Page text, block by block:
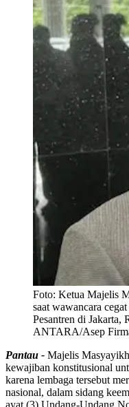
Foto: Ketua Majelis
saat wawancara
Pesantren di Jakarta,
ANTARA/Asep
Pantau - Majelis
kewajiban konstitusional
karena lembaga tersebut
nasional, dalam sidang
ayat (3) Undang-Undang